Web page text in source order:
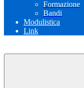
Formazione
Bandi
Modulistica
Link